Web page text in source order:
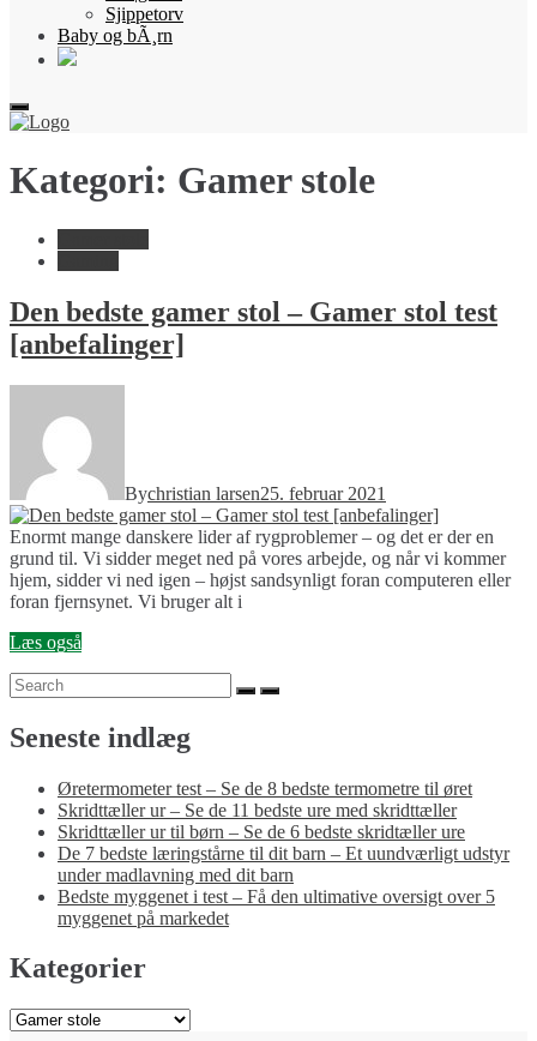
Sjippetorv
Baby og bÃ¸rn
Kategori: Gamer stole
Den bedste gamer stol – Gamer stol test
[anbefalinger]
Bychristian larsen25. februar 2021
Enormt mange danskere lider af rygproblemer – og det er der en
grund til. Vi sidder meget ned på vores arbejde, og når vi kommer
hjem, sidder vi ned igen – højst sandsynligt foran computeren eller
foran fjernsynet. Vi bruger alt i
Læs også
Search
for:
Search
Seneste indlæg
Øretermometer test – Se de 8 bedste termometre til øret
Skridttæller ur – Se de 11 bedste ure med skridttæller
Skridttæller ur til børn – Se de 6 bedste skridtæller ure
De 7 bedste læringstårne til dit barn – Et uundværligt udstyr
under madlavning med dit barn
Bedste myggenet i test – Få den ultimative oversigt over 5
myggenet på markedet
Kategorier
Kategorier